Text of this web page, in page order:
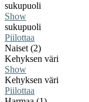
sukupuoli
Show
sukupuoli
Piilottaa
Naiset (2)
Kehyksen väri
Show
Kehyksen väri
Piilottaa